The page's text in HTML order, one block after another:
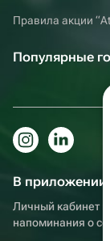
Правила акции
Популярные
В приложении
Личный кабинет
напоминания о